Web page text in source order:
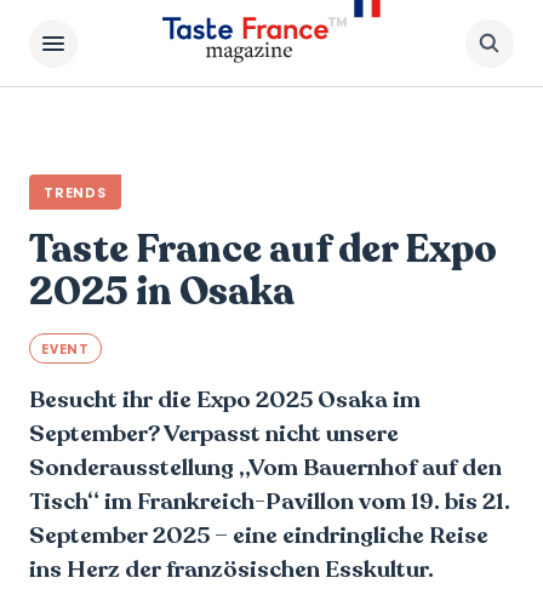
TRENDS
Taste France auf der Expo
2025 in Osaka
EVENT
Besucht ihr die Expo 2025 Osaka im
September? Verpasst nicht unsere
Sonderausstellung „Vom Bauernhof auf den
Tisch“ im Frankreich-Pavillon vom 19. bis 21.
September 2025 – eine eindringliche Reise
ins Herz der französischen Esskultur.